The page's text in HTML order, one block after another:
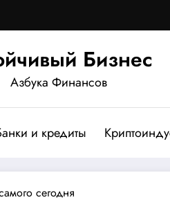
Бизнес
Азбука Финансов
и кредиты
сегодня